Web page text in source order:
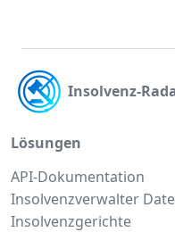
Insolvenz-
Lösungen
API-Dokumentation
Insolvenzverwalter
Insolvenzgerichte